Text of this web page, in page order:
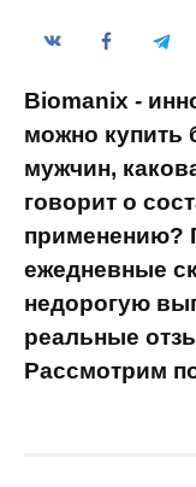
Biomanix -
можно купить
мужчин,
говорит о
применению?
ежедневные
недорогую
реальные
Рассмотрим